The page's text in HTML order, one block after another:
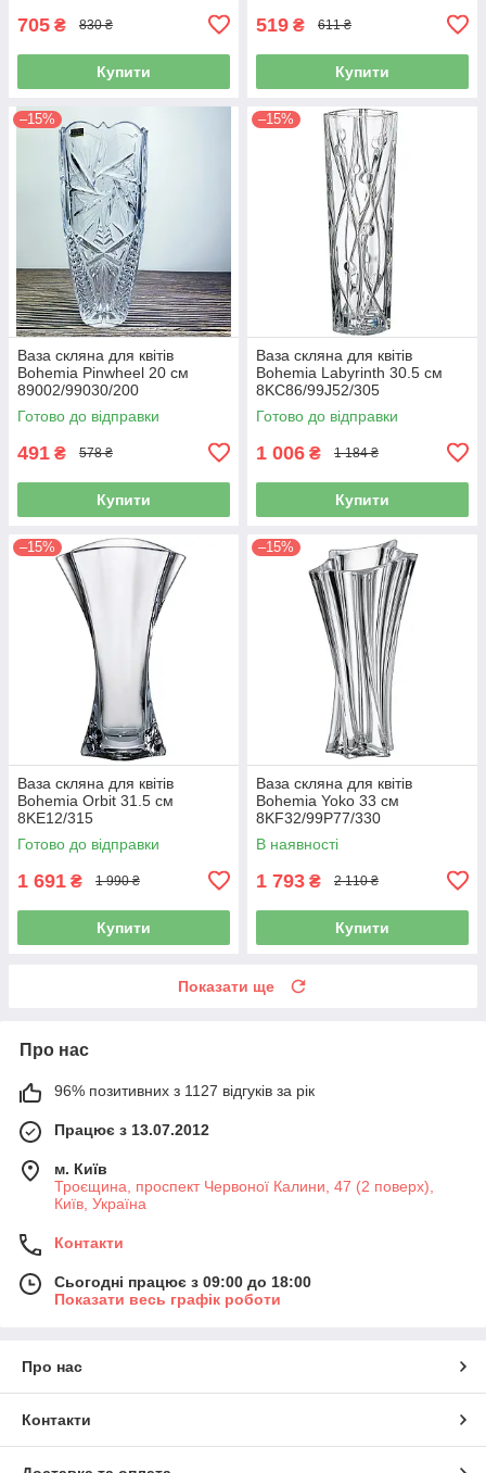
705 ₴ 830 ₴
Купити
519 ₴ 611 ₴
Купити
–15%
Ваза скляна для квітів
Bohemia Pinwheel 20 см
89002/99030/200
Готово до відправки
491 ₴ 578 ₴
Купити
–15%
Ваза скляна для квітів
Bohemia Labyrinth 30.5 см
8KC86/99J52/305
Готово до відправки
1 006 ₴ 1 184 ₴
Купити
–15%
Ваза скляна для квітів
Bohemia Orbit 31.5 см
8KE12/315
Готово до відправки
1 691 ₴ 1 990 ₴
Купити
–15%
Ваза скляна для квітів
Bohemia Yoko 33 см
8KF32/99P77/330
В наявності
1 793 ₴ 2 110 ₴
Купити
Показати ще
Про нас
96% позитивних з 1127 відгуків за рік
Працює з 13.07.2012
м. Київ
Троєщина, проспект Червоної Калини, 47 (2 поверх),
Київ, Україна
Контакти
Сьогодні працює з 09:00 до 18:00
Показати весь графік роботи
Про нас
Контакти